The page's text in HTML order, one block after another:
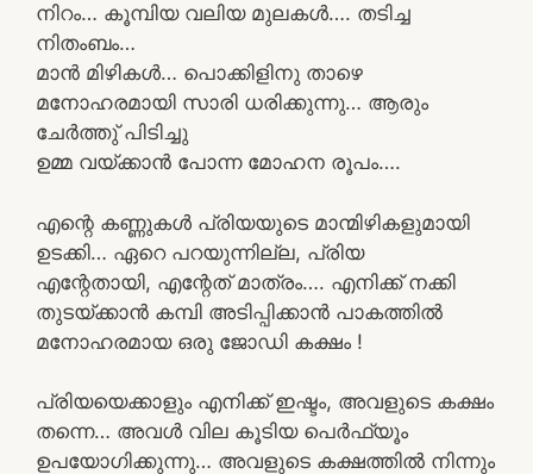
നിറം… കൂമ്പിയ വലിയ മുലകൾ…. തടിച്ച
നിതംബം…
മാൻ മിഴികൾ… പൊക്കിളിനു താഴെ
മനോഹരമായി സാരി ധരിക്കുന്നു… ആരും
ചേർത്തു് പിടിച്ചു
ഉമ്മ വയ്ക്കാൻ പോന്ന മോഹന രൂപം….
എന്റെ കണ്ണുകൾ പ്രിയയുടെ മാന്മിഴികളുമായി
ഉടക്കി… ഏറെ പറയുന്നില്ല, പ്രിയ
എന്റേതായി, എന്റേത് മാത്രം…. എനിക്ക് നക്കി
തുടയ്ക്കാൻ കമ്പി അടിപ്പിക്കാൻ പാകത്തിൽ
മനോഹരമായ ഒരു ജോഡി കക്ഷം !
പ്രിയയെക്കാളും എനിക്ക് ഇഷ്ടം, അവളുടെ കക്ഷം
തന്നെ… അവൾ വില കൂടിയ പെർഫ്യൂം
ഉപയോഗിക്കുന്നു… അവളുടെ കക്ഷത്തിൽ നിന്നും